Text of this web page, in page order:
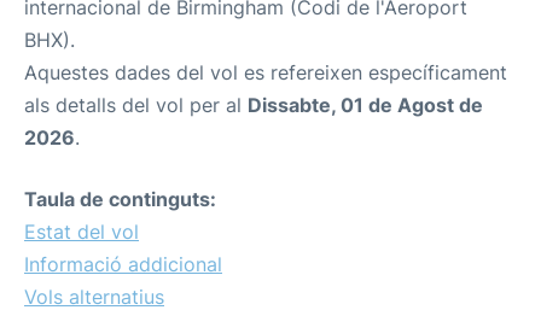
internacional de Birmingham (Codi de l'Aeroport
BHX).
Aquestes dades del vol es refereixen específicament
als detalls del vol per al Dissabte, 01 de Agost de
2026.
Taula de continguts:
Estat del vol
Informació addicional
Vols alternatius